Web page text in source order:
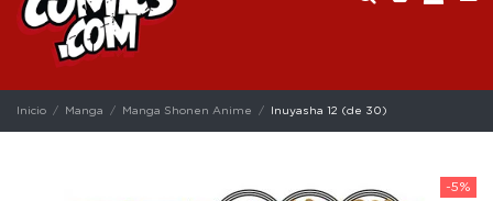
Inicio Manga Manga Shonen Anime Inuyasha 12 (de 30)
-5%